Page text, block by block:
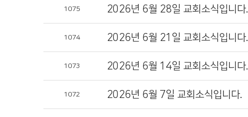
1075 2026년 6월 28일 교회소식입니다.
1074 2026년 6월 21일 교회소식입니다.
1073 2026년 6월 14일 교회소식입니다.
1072 2026년 6월 7일 교회소식입니다.